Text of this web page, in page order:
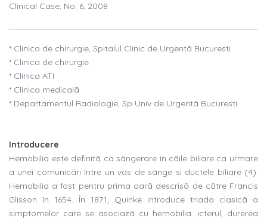
Clinical Case, No. 6, 2008
* Clinica de chirurgie, Spitalul Clinic de Urgentã Bucuresti
* Clinica de chirurgie
* Clinica ATI
* Clinica medicalã
* Departamentul Radiologie, Sp Univ de Urgentã Bucuresti
Introducere
Hemobilia este definitã ca sângerare în cãile biliare ca urmare
a unei comunicãri între un vas de sânge si ductele biliare (4).
Hemobilia a fost pentru prima oarã descrisã de cãtre Francis
Glisson în 1654. În 1871, Quinke introduce triada clasicã a
simptomelor care se asociazã cu hemobilia: icterul, durerea